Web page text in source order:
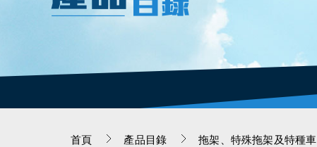
首頁 產品目錄 拖架、特殊拖架及特種車